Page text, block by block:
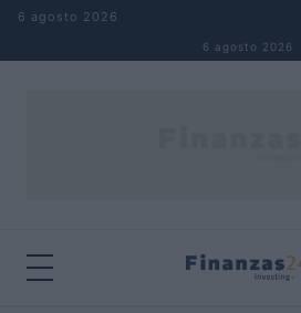
Saltar al contenido
6 agosto 2026
6 agosto 2026